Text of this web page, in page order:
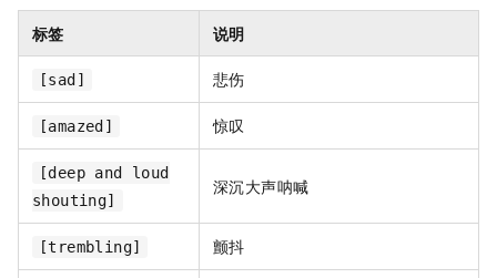
标签 说明
[sad] 悲伤
[amazed] 惊叹
[deep and loud
shouting]
深沉大声呐喊
[trembling] 颤抖